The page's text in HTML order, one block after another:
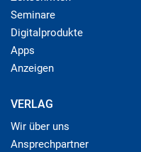
Seminare
Digitalprodukte
Apps
Anzeigen
VERLAG
Wir über uns
Ansprechpartner